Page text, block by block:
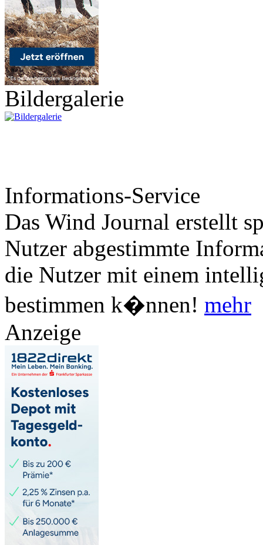
Bildergalerie
Informations-Service
Das Wind Journal erstellt
Nutzer abgestimmte
die Nutzer mit einem
bestimmen k�nnen! mehr
Anzeige